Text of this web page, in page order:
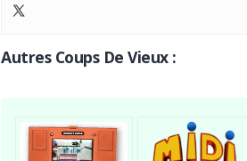
Autres Coups De Vieux :